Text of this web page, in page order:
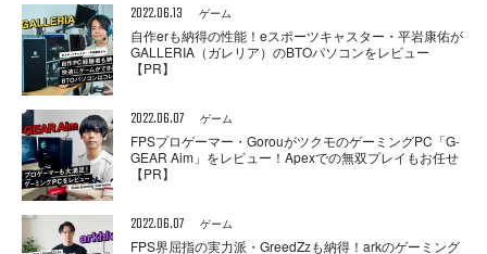
2022.06.13 ゲーム
自作erも納得の性能！eスポーツキャスター・平岩康佑が
GALLERIA（ガレリア）のBTOパソコンをレビュー
【PR】
2022.06.07 ゲーム
FPSプロゲーマー・GorouがツクモのゲーミングPC「G-
GEAR Aim」をレビュー！Apexでの無双プレイもお任せ
【PR】
2022.06.07 ゲーム
FPS界屈指の実力派・GreedZzも納得！arkのゲーミング